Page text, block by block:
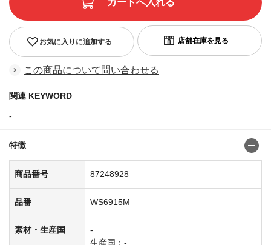
お気に入りに追加する
この商品について問い合わせる
関連 KEYWORD
-
特徴
商品番号 87248928
品番 WS6915M
素材・生産国
-
生産国：-